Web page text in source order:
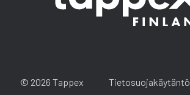
© 2026 Tappex Tietosuojakäytäntö